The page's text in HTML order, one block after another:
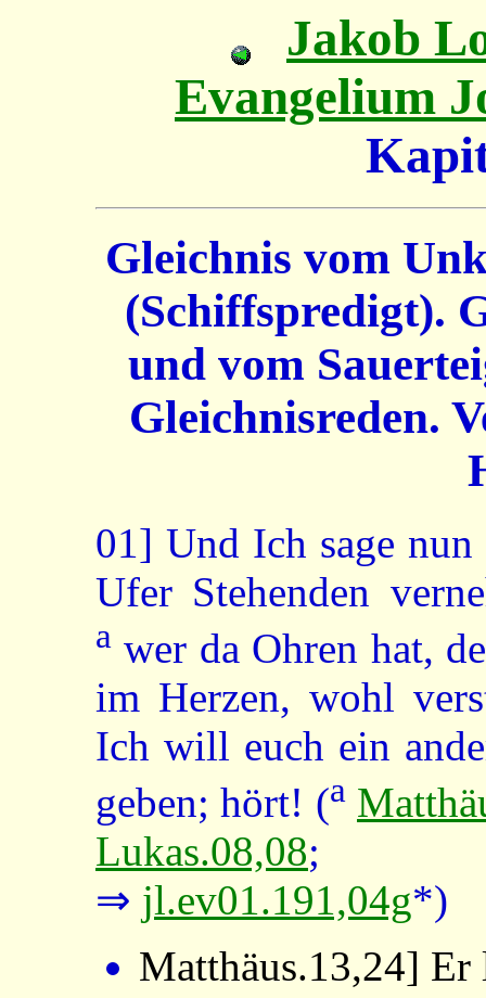
Jakob
Evangelium
Gleichnis vom
(Schiffspredigt).
und vom
Gleichnisreden.
01] Und Ich sage nun
Ufer Stehenden
a wer da Ohren hat,
im Herzen, wohl
Ich will euch ein
geben; hört! (a
Lukas.08,08
⇒ jl.ev01.191,04g*)
Matthäus.13,24] Er